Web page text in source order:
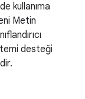
kullanıma
Metin
desteği